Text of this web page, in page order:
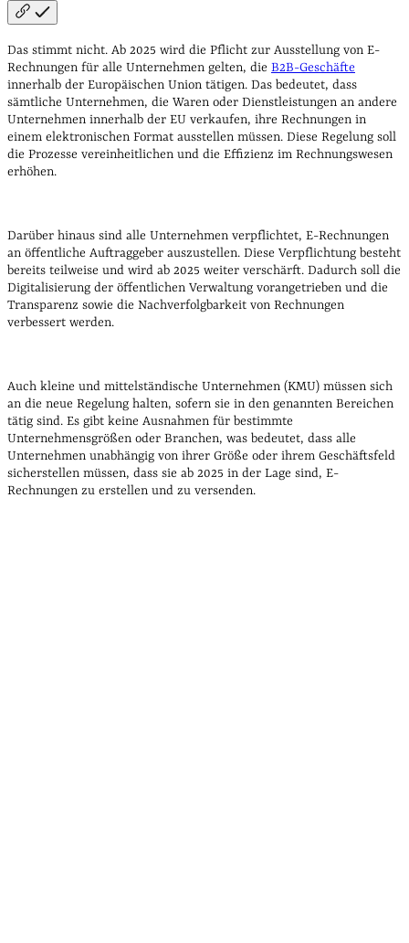
Das stimmt nicht. Ab 2025 wird die Pflicht zur Ausstellung von E-
Rechnungen für alle Unternehmen gelten, die B2B-Geschäfte
innerhalb der Europäischen Union tätigen. Das bedeutet, dass
sämtliche Unternehmen, die Waren oder Dienstleistungen an andere
Unternehmen innerhalb der EU verkaufen, ihre Rechnungen in
einem elektronischen Format ausstellen müssen. Diese Regelung soll
die Prozesse vereinheitlichen und die Effizienz im Rechnungswesen
erhöhen.
Darüber hinaus sind alle Unternehmen verpflichtet, E-Rechnungen
an öffentliche Auftraggeber auszustellen. Diese Verpflichtung besteht
bereits teilweise und wird ab 2025 weiter verschärft. Dadurch soll die
Digitalisierung der öffentlichen Verwaltung vorangetrieben und die
Transparenz sowie die Nachverfolgbarkeit von Rechnungen
verbessert werden.
Auch kleine und mittelständische Unternehmen (KMU) müssen sich
an die neue Regelung halten, sofern sie in den genannten Bereichen
tätig sind. Es gibt keine Ausnahmen für bestimmte
Unternehmensgrößen oder Branchen, was bedeutet, dass alle
Unternehmen unabhängig von ihrer Größe oder ihrem Geschäftsfeld
sicherstellen müssen, dass sie ab 2025 in der Lage sind, E-
Rechnungen zu erstellen und zu versenden.